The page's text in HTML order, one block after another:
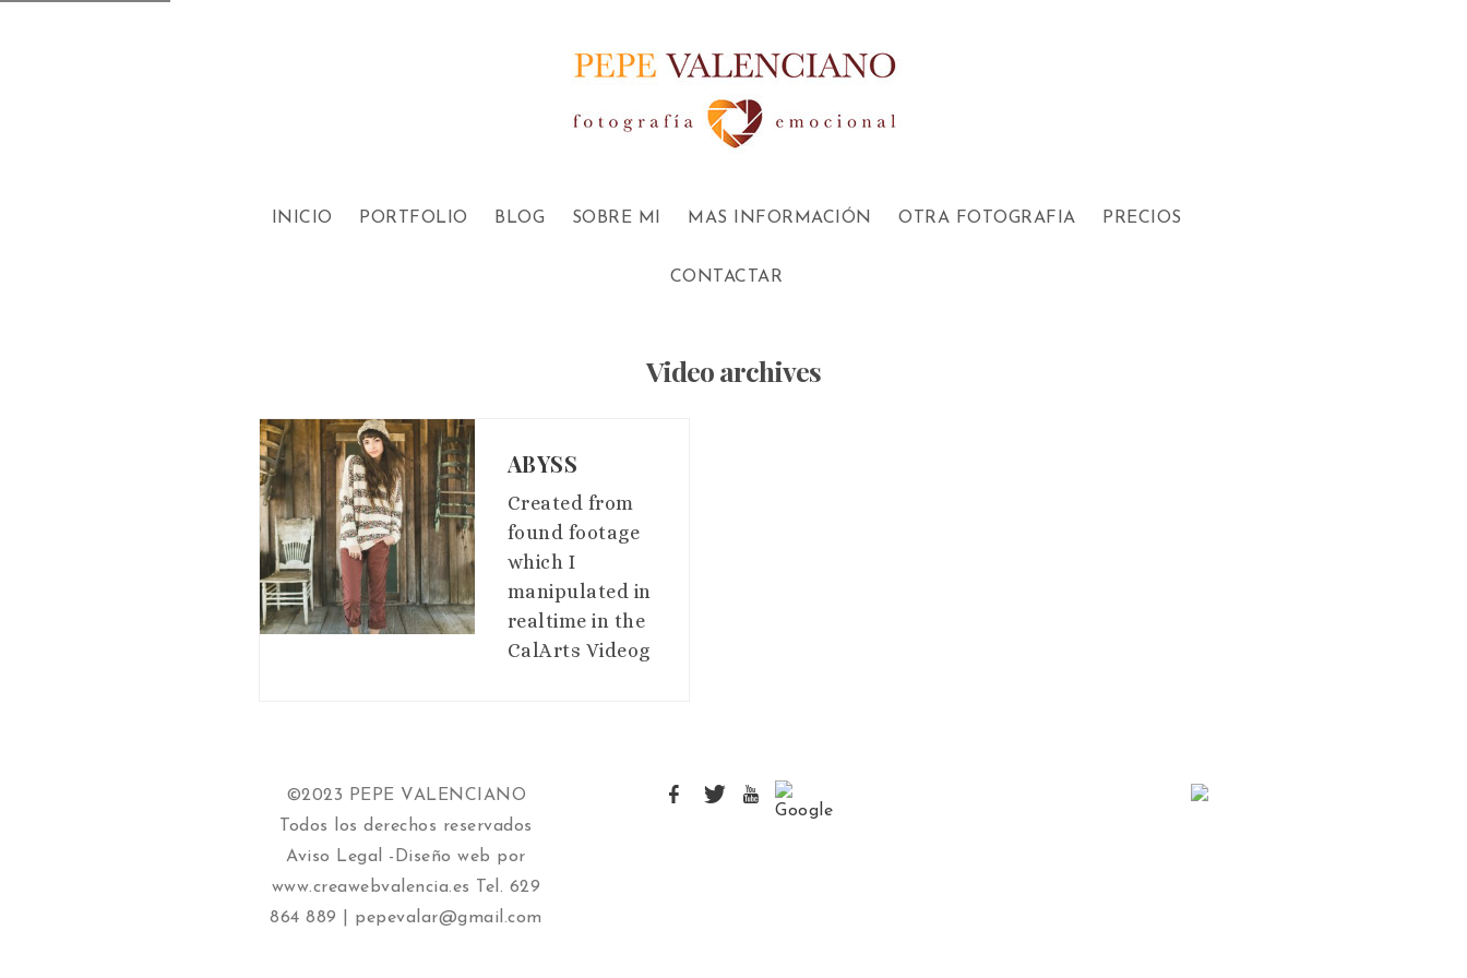
INICIO PORTFOLIO BLOG SOBRE MI MAS INFORMACIÓN OTRA FOTOGRAFIA PRECIOS
CONTACTAR
Video archives
ABYSS
Created from
found footage
which I
manipulated in
realtime in the
CalArts Videog
©2023 PEPE VALENCIANO
Todos los derechos reservados
Aviso Legal
-Diseño web por
www.creawebvalencia.es
Tel. 629
864 889 | pepevalar@gmail.com